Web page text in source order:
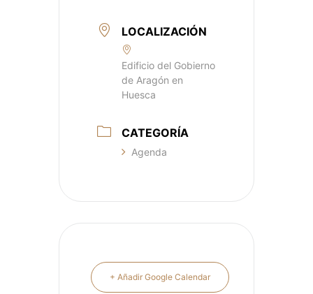
LOCALIZACIÓN
Edificio del Gobierno
de Aragón en
Huesca
CATEGORÍA
Agenda
+ Añadir Google Calendar